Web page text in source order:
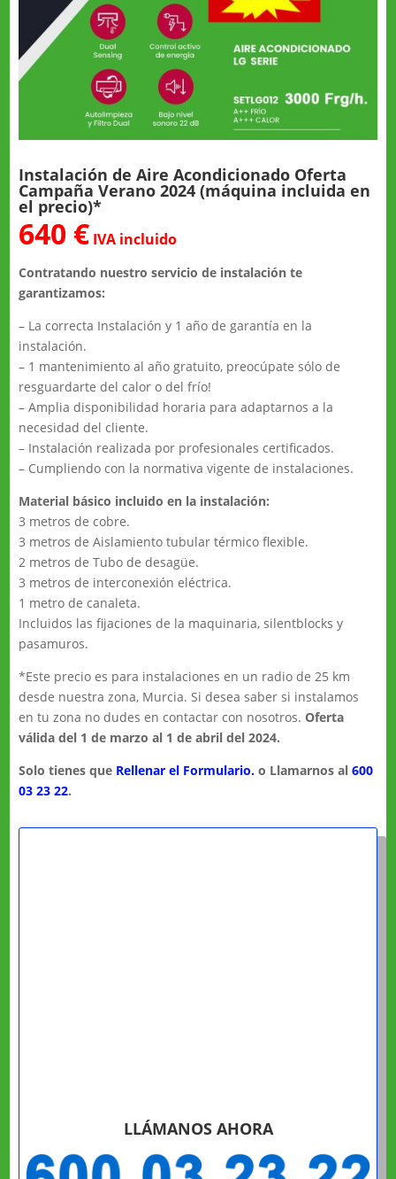
Instalación de Aire Acondicionado Oferta
Campaña Verano 2024 (máquina incluida en
el precio)*
640 € IVA incluido
Contratando nuestro servicio de instalación te
garantizamos:
– La correcta Instalación y 1 año de garantía en la
instalación.
– 1 mantenimiento al año gratuito, preocúpate sólo de
resguardarte del calor o del frío!
– Amplia disponibilidad horaria para adaptarnos a la
necesidad del cliente.
– Instalación realizada por profesionales certificados.
– Cumpliendo con la normativa vigente de instalaciones.
Material básico incluido en la instalación:
3 metros de cobre.
3 metros de Aislamiento tubular térmico flexible.
2 metros de Tubo de desagüe.
3 metros de interconexión eléctrica.
1 metro de canaleta.
Incluidos las fijaciones de la maquinaria, silentblocks y
pasamuros.
*Este precio es para instalaciones en un radio de 25 km
desde nuestra zona, Murcia. Si desea saber si instalamos
en tu zona no dudes en contactar con nosotros.Oferta
válida del 1 de marzo al 1 de abril del 2024.
Solo tienes que Rellenar el Formulario. o Llamarnos al600
03 23 22.
LLÁMANOS AHORA